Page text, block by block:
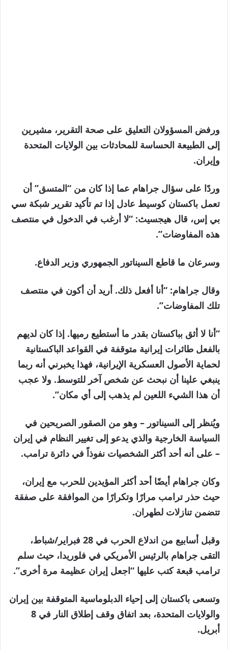
ورفض المسؤولان التعليق على صحة التقرير، مشيرين
إلى الطبيعة الحساسة للمحادثات بين الولايات المتحدة
وإيران.
وردًا على سؤال جراهام عما إذا كان من “المتسق” أن
تعمل باكستان كوسيط عادل إذا تم تأكيد تقرير شبكة سي
بي إس، قال هيجسيث: “لا أرغب في الدخول في منتصف
هذه المفاوضات”.
وسرعان ما قاطع السيناتور الجمهوري وزير الدفاع.
وقال جراهام: “أنا أفعل ذلك. أريد أن أكون في منتصف
تلك المفاوضات”.
“أنا لا أثق بباكستان بقدر ما أستطيع رميها. إذا كان لديهم
بالفعل طائرات إيرانية متوقفة في القواعد الباكستانية
لحماية الأصول العسكرية الإيرانية، فهذا يخبرني أنه ربما
ينبغي علينا أن نبحث عن شخص آخر للتوسط. ولا عجب
أن هذا الشيء اللعين لم يذهب إلى أي مكان”.
ويُنظر إلى السيناتور – وهو من الصقور الصريحين في
السياسة الخارجية والذي يدعو إلى تغيير النظام في إيران
– على أنه أحد أكثر الشخصيات نفوذاً في دائرة ترامب.
وكان جراهام أيضًا أحد أكثر المؤيدين للحرب مع إيران،
حيث حذر ترامب مرارًا وتكرارًا من الموافقة على صفقة
تتضمن تنازلات لطهران.
وقبل أسابيع من اندلاع الحرب في 28 فبراير/شباط،
التقى جراهام بالرئيس الأمريكي في فلوريدا، حيث سلم
ترامب قبعة كتب عليها “اجعل إيران عظيمة مرة أخرى”.
وتسعى باكستان إلى إحياء الدبلوماسية المتوقفة بين إيران
والولايات المتحدة، بعد اتفاق وقف إطلاق النار في 8
أبريل.